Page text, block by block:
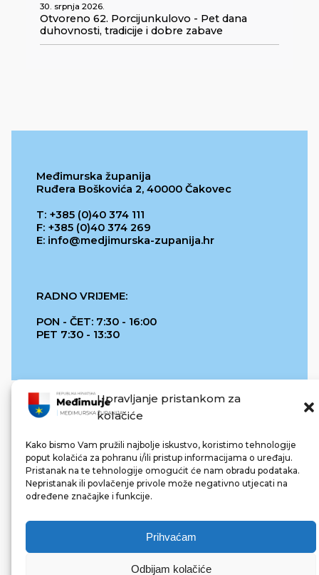
Upravljanje pristankom za
kolačiće
Kako bismo Vam pružili najbolje iskustvo, koristimo tehnologije
poput kolačića za pohranu i/ili pristup informacijama o uređaju.
Pristanak na te tehnologije omogućit će nam obradu podataka.
Nepristanak ili povlačenje privole može negativno utjecati na
određene značajke i funkcije.
Prihvaćam
Odbijam kolačiće
30. srpnja 2026.
Otvoreno 62. Porcijunkulovo - Pet dana
duhovnosti, tradicije i dobre zabave
Međimurska županija
Ruđera Boškovića 2, 40000 Čakovec
T: +385 (0)40 374 111
F: +385 (0)40 374 269
E: info@medjimurska-zupanija.hr
RADNO VRIJEME:
PON - ČET: 7:30 - 16:00
PET 7:30 - 13:30
REPUBLIKA HRVATSKA
© 2022 Međimurska županija. Sva prava pridržana.